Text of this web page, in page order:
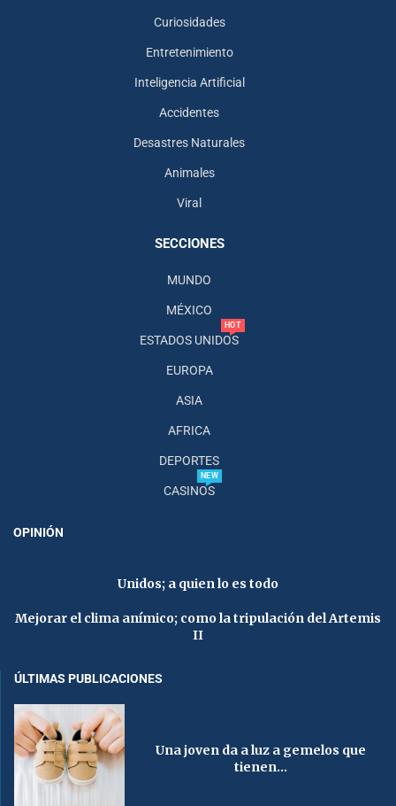
Curiosidades
Entretenimiento
Inteligencia Artificial
Accidentes
Desastres Naturales
Animales
Viral
SECCIONES
MUNDO
MÉXICO
ESTADOS UNIDOS
HOT
EUROPA
ASIA
AFRICA
DEPORTES
CASINOS
NEW
OPINIÓN
Unidos; a quien lo es todo
Mejorar el clima anímico; como la tripulación del Artemis
II
ÚLTIMAS PUBLICACIONES
Una joven da a luz a gemelos que
tienen...